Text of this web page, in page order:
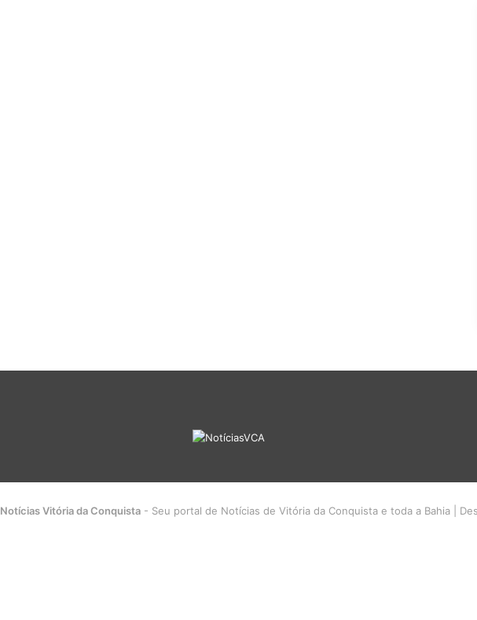
Notícias Vitória da Conquista- Seu portal de Notícias de Vitória da Conquista e toda a Bahia |